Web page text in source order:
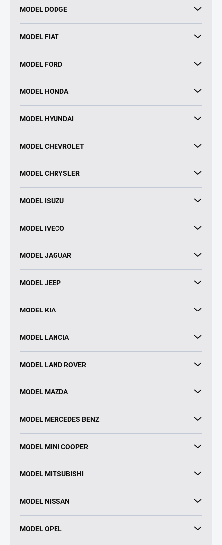
MODEL DODGE
MODEL FIAT
MODEL FORD
MODEL HONDA
MODEL HYUNDAI
MODEL CHEVROLET
MODEL CHRYSLER
MODEL ISUZU
MODEL IVECO
MODEL JAGUAR
MODEL JEEP
MODEL KIA
MODEL LANCIA
MODEL LAND ROVER
MODEL MAZDA
MODEL MERCEDES BENZ
MODEL MINI COOPER
MODEL MITSUBISHI
MODEL NISSAN
MODEL OPEL